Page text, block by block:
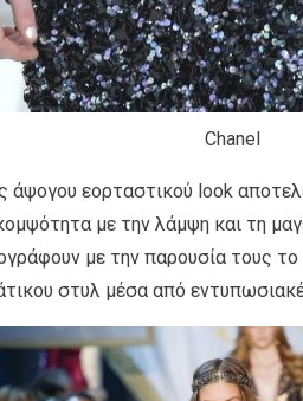
Chanel
άψογου εορταστικού look
με την λάμψη και τη
με την παρουσία τους
στυλ μέσα από